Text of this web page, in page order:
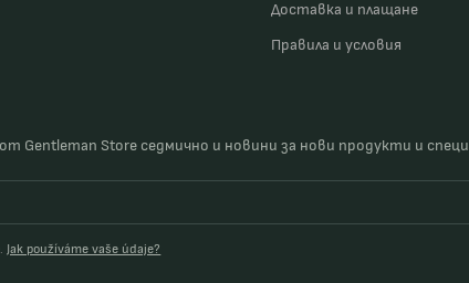
Доставка и плащане
Правила и условия
Gentleman Store седмично и новини за нови продукти и
Jak používáme vaše údaje?